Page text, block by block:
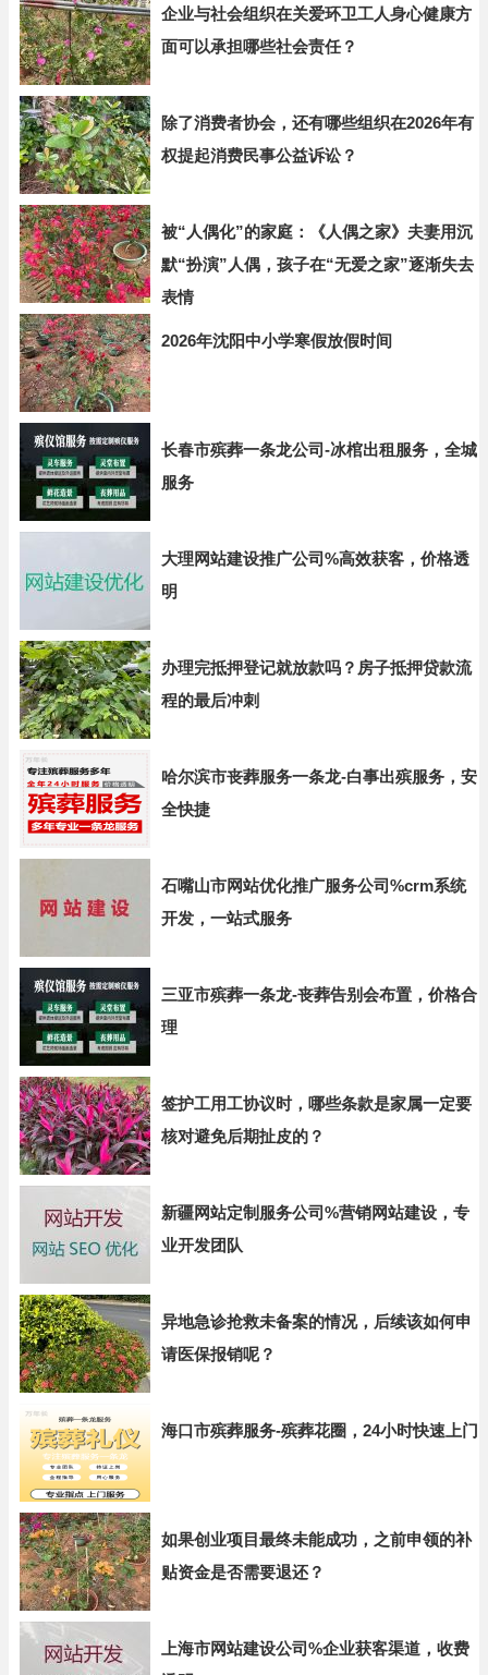
企业与社会组织在关爱环卫工人身心健康方
面可以承担哪些社会责任？
除了消费者协会，还有哪些组织在2026年有
权提起消费民事公益诉讼？
被“人偶化”的家庭：《人偶之家》夫妻用沉
默“扮演”人偶，孩子在“无爱之家”逐渐失去
表情
2026年沈阳中小学寒假放假时间
长春市殡葬一条龙公司-冰棺出租服务，全城
服务
大理网站建设推广公司%高效获客，价格透
明
办理完抵押登记就放款吗？房子抵押贷款流
程的最后冲刺
哈尔滨市丧葬服务一条龙-白事出殡服务，安
全快捷
石嘴山市网站优化推广服务公司%crm系统
开发，一站式服务
三亚市殡葬一条龙-丧葬告别会布置，价格合
理
签护工用工协议时，哪些条款是家属一定要
核对避免后期扯皮的？
新疆网站定制服务公司%营销网站建设，专
业开发团队
异地急诊抢救未备案的情况，后续该如何申
请医保报销呢？
海口市殡葬服务-殡葬花圈，24小时快速上门
如果创业项目最终未能成功，之前申领的补
贴资金是否需要退还？
上海市网站建设公司%企业获客渠道，收费